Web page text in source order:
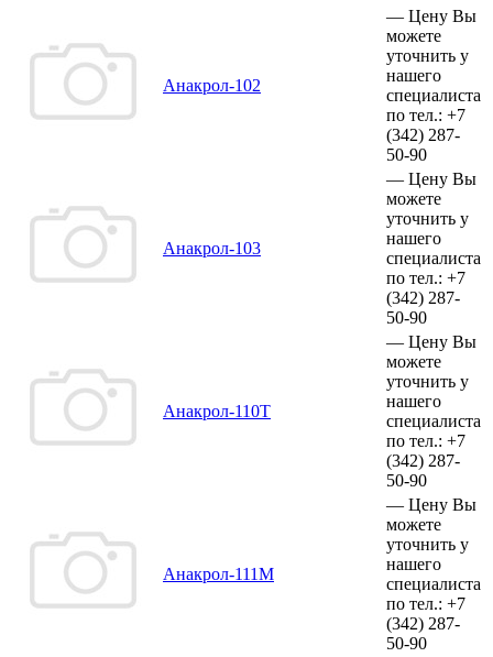
Анакрол-102
— Цену Вы
можете
уточнить у
нашего
специалиста
по тел.: +7
(342) 287-
50-90
Анакрол-103
— Цену Вы
можете
уточнить у
нашего
специалиста
по тел.: +7
(342) 287-
50-90
Анакрол-110Т
— Цену Вы
можете
уточнить у
нашего
специалиста
по тел.: +7
(342) 287-
50-90
Анакрол-111М
— Цену Вы
можете
уточнить у
нашего
специалиста
по тел.: +7
(342) 287-
50-90